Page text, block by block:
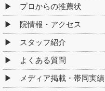
プロからの推薦状
院情報・アクセス
スタッフ紹介
よくある質問
メディア掲載・帯同実績